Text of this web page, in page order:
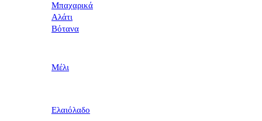
Μπαχαρικά
Αλάτι
Βότανα
Μέλι
Ελαιόλαδο